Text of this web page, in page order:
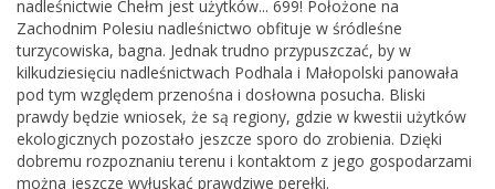
nadleśnictwie Chełm jest użytków... 699! Położone na
Zachodnim Polesiu nadleśnictwo obfituje w śródleśne
turzycowiska, bagna. Jednak trudno przypuszczać, by w
kilkudziesięciu nadleśnictwach Podhala i Małopolski panowała
pod tym względem przenośna i dosłowna posucha. Bliski
prawdy będzie wniosek, że są regiony, gdzie w kwestii użytków
ekologicznych pozostało jeszcze sporo do zrobienia. Dzięki
dobremu rozpoznaniu terenu i kontaktom z jego gospodarzami
można jeszcze wyłuskać prawdziwe perełki.